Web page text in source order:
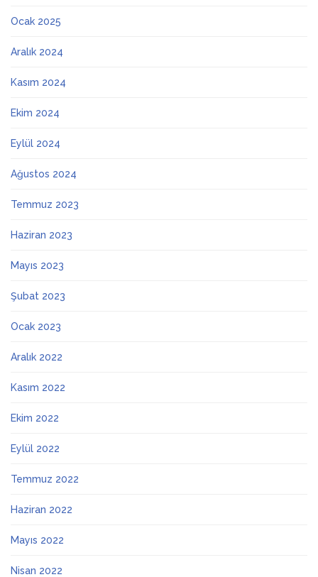
Ocak 2025
Aralık 2024
Kasım 2024
Ekim 2024
Eylül 2024
Ağustos 2024
Temmuz 2023
Haziran 2023
Mayıs 2023
Şubat 2023
Ocak 2023
Aralık 2022
Kasım 2022
Ekim 2022
Eylül 2022
Temmuz 2022
Haziran 2022
Mayıs 2022
Nisan 2022